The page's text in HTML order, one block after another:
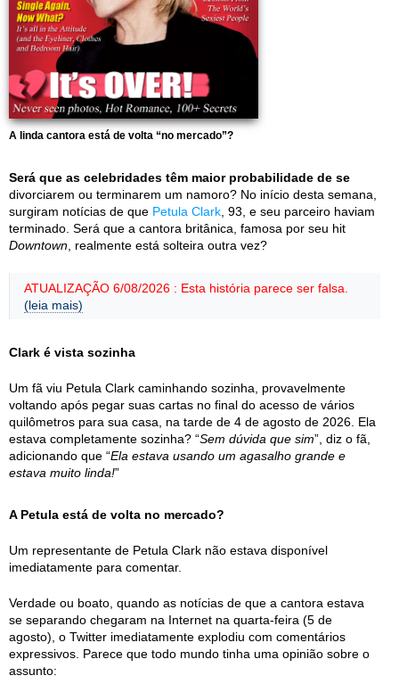
A linda cantora está de volta “no mercado”?
Será que as celebridades têm maior probabilidade de se
divorciarem ou terminarem um namoro? No início desta semana,
surgiram notícias de que Petula Clark , 93, e seu parceiro haviam
terminado. Será que a cantora britânica, famosa por seu hit
Downtown , realmente está solteira outra vez?
ATUALIZAÇÃO 6/08/2026 : Esta história parece ser falsa.
(leia mais)
Clark é vista sozinha
Um fã viu Petula Clark caminhando sozinha, provavelmente
voltando após pegar suas cartas no final do acesso de vários
quilômetros para sua casa, na tarde de 4 de agosto de 2026. Ela
estava completamente sozinha? “Sem dúvida que sim”, diz o fã,
adicionando que “Ela estava usando um agasalho grande e
estava muito linda!”
A Petula está de volta no mercado?
Um representante de Petula Clark não estava disponível
imediatamente para comentar.
Verdade ou boato, quando as notícias de que a cantora estava
se separando chegaram na Internet na quarta-feira (5 de
agosto), o Twitter imediatamente explodiu com comentários
expressivos. Parece que todo mundo tinha uma opinião sobre o
assunto: